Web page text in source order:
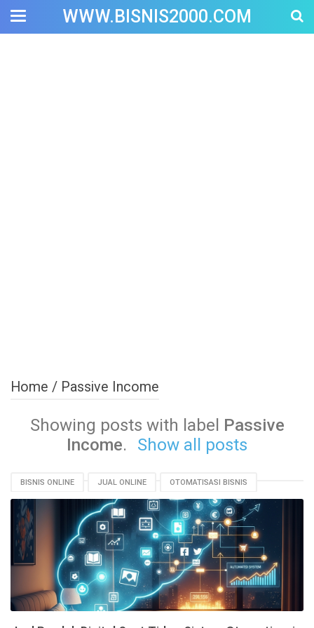
WWW.BISNIS2000.COM
Home / Passive Income
Showing posts with label Passive
Income. Show all posts
BISNIS ONLINE JUAL ONLINE OTOMATISASI BISNIS
PASSIVE INCOME PEMASARAN DIGITAL PRODUK DIGITAL
SEO E-COMMERCE